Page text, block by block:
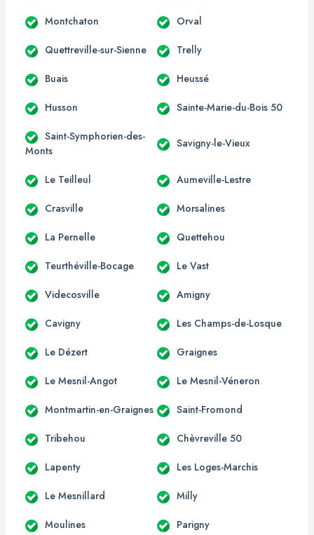
Montchaton Orval
Quettreville-sur-Sienne Trelly
Buais Heussé
Husson Sainte-Marie-du-Bois 50
Saint-Symphorien-des-
Monts
Savigny-le-Vieux
Le Teilleul Aumeville-Lestre
Crasville Morsalines
La Pernelle Quettehou
Teurthéville-Bocage Le Vast
Videcosville Amigny
Cavigny Les Champs-de-Losque
Le Dézert Graignes
Le Mesnil-Angot Le Mesnil-Véneron
Montmartin-en-Graignes Saint-Fromond
Tribehou Chèvreville 50
Lapenty Les Loges-Marchis
Le Mesnillard Milly
Moulines Parigny